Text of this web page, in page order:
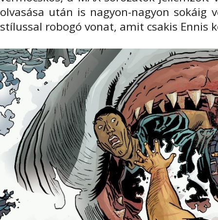
olvasása után is nagyon-nagyon sokáig
stílussal robogó vonat, amit csakis Ennis